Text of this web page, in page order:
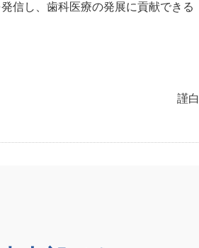
信し、歯科医療の発展に貢献できる
謹白